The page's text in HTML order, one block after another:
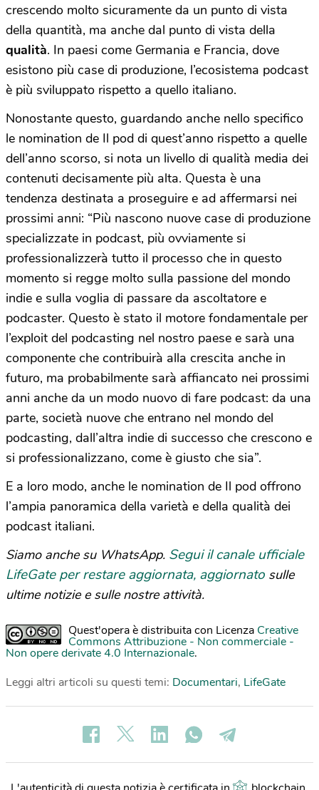
crescendo molto sicuramente da un punto di vista
della quantità, ma anche dal punto di vista della
qualità. In paesi come Germania e Francia, dove
esistono più case di produzione, l’ecosistema podcast
è più sviluppato rispetto a quello italiano.
Nonostante questo, guardando anche nello specifico
le nomination de Il pod di quest’anno rispetto a quelle
dell’anno scorso, si nota un livello di qualità media dei
contenuti decisamente più alta. Questa è una
tendenza destinata a proseguire e ad affermarsi nei
prossimi anni: “Più nascono nuove case di produzione
specializzate in podcast, più ovviamente si
professionalizzerà tutto il processo che in questo
momento si regge molto sulla passione del mondo
indie e sulla voglia di passare da ascoltatore e
podcaster. Questo è stato il motore fondamentale per
l’exploit del podcasting nel nostro paese e sarà una
componente che contribuirà alla crescita anche in
futuro, ma probabilmente sarà affiancato nei prossimi
anni anche da un modo nuovo di fare podcast: da una
parte, società nuove che entrano nel mondo del
podcasting, dall’altra indie di successo che crescono e
si professionalizzano, come è giusto che sia”.
E a loro modo, anche le nomination de Il pod offrono
l’ampia panoramica della varietà e della qualità dei
podcast italiani.
Siamo anche su WhatsApp. Segui il canale ufficiale
LifeGate per restare aggiornata, aggiornato sulle
ultime notizie e sulle nostre attività.
Quest'opera è distribuita con Licenza Creative
Commons Attribuzione - Non commerciale -
Non opere derivate 4.0 Internazionale.
Leggi altri articoli su questi temi: Documentari, LifeGate